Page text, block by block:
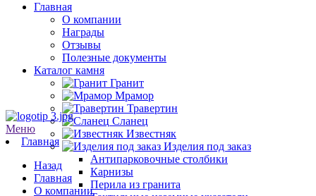
Главная
О компании
Награды
Отзывы
Полезные документы
Каталог камня
Гранит
Мрамор
Травертин
Сланец
Известняк
Изделия под заказ
Антипарковочные столбики
Карнизы
Перила из гранита
Меню
Главная
Назад
Главная
О компании